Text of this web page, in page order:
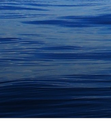
コ
ン
ン
ツ
へ
ス
ッ
プ